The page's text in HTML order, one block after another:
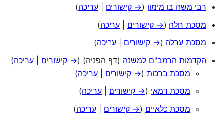
רבי משה בן מימון (→ קישורים עריכה)
מסכת חלה (→ קישורים עריכה)
מסכת ערלה (→ קישורים עריכה)
הקדמות הרמב"ם למשנה (דף הפניה) (→ קישורים עריכה)
מסכת ברכות (→ קישורים עריכה)
מסכת דמאי (→ קישורים עריכה)
מסכת כלאיים (→ קישורים עריכה)